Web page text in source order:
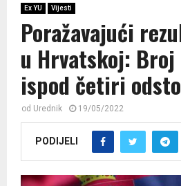
Ex YU Vijesti
Poražavajući
u Hrvatskoj: Broj
ispod četiri odsto
od Urednik 19/05/2022
PODIJELI